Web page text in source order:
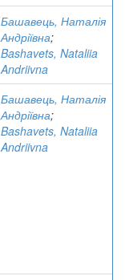
Башавець, Наталія
Андріївна;
Bashavets, Nataliia
Andriivna
Башавець, Наталія
Андріївна;
Bashavets, Nataliia
Andriivna